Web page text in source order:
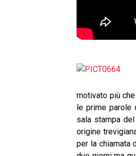
motivato più
le prime parole
sala stampa
origine
per la chiamata